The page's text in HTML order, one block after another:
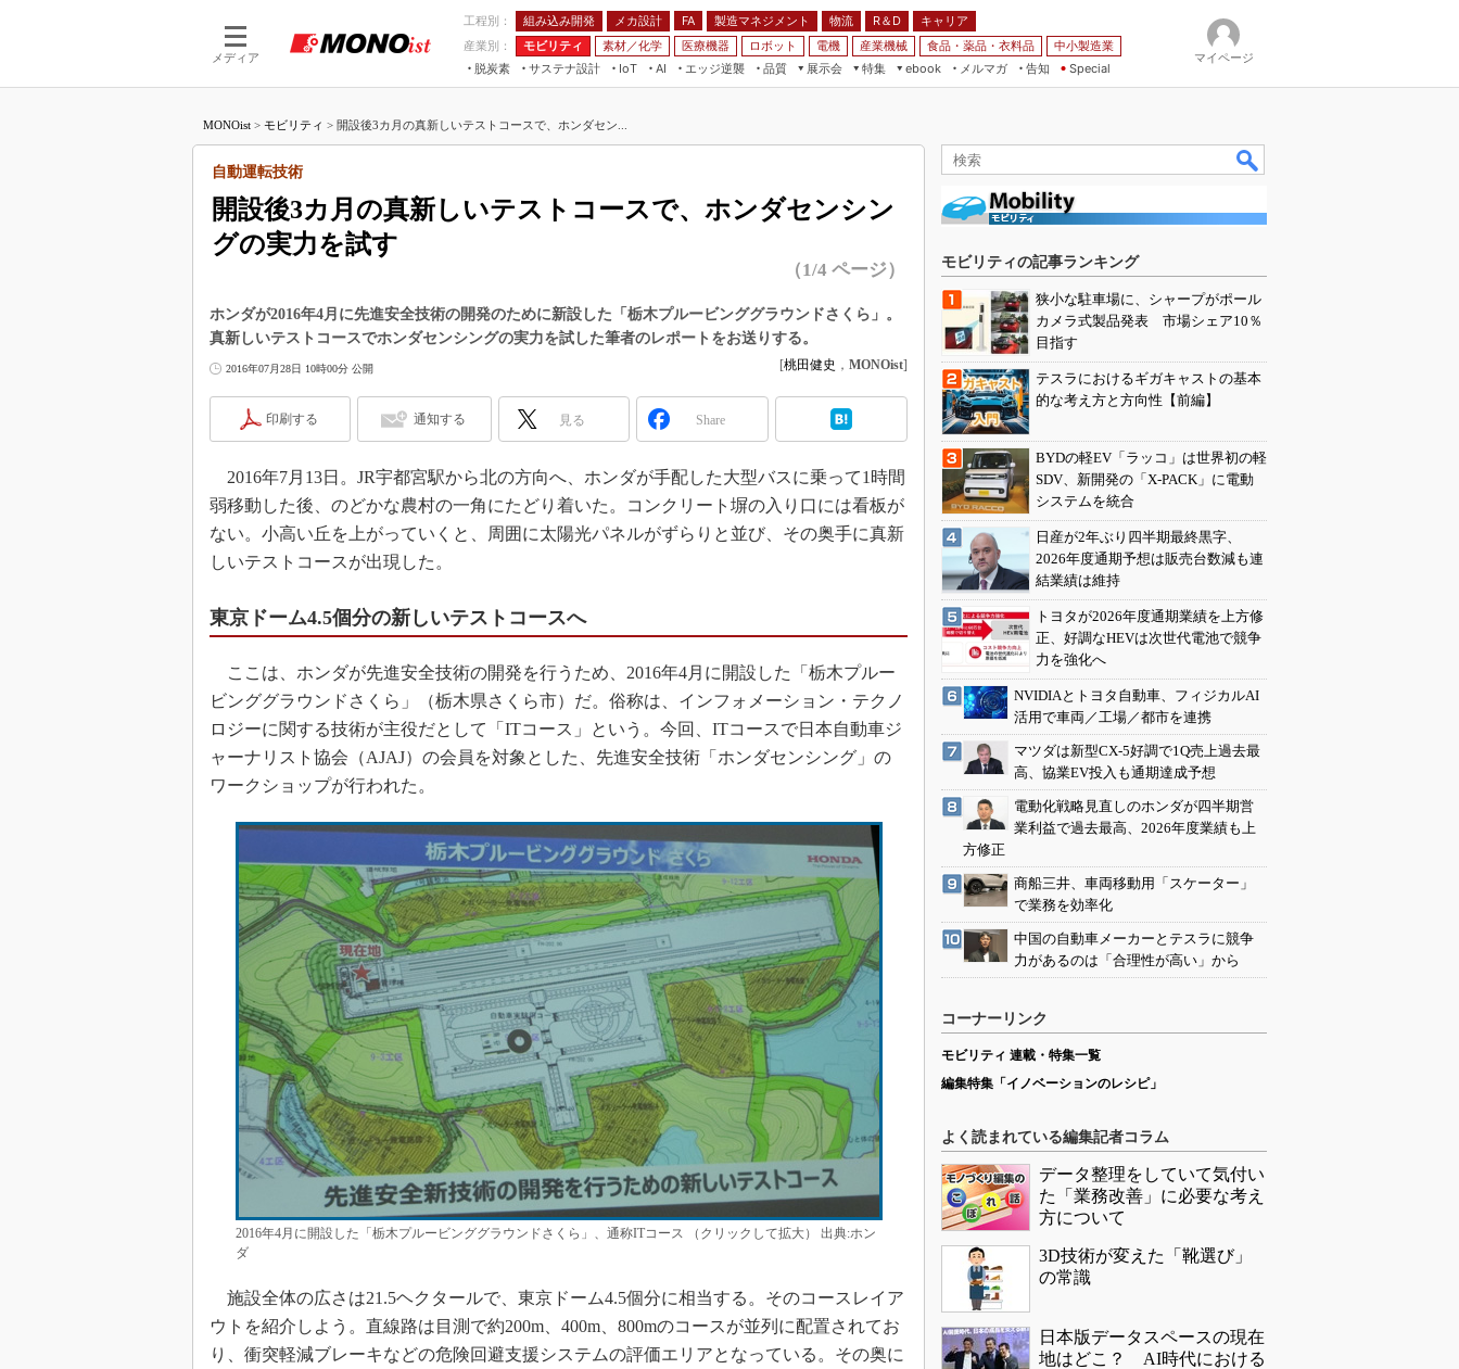
メディア
工程別： 組み込み開発 メカ設計 FA 製造マネジメント 物流 R＆D
キャリア
産業別：
モビリティ 素材／化学 医療機器 ロボット 電機 産業機械 食品・薬品・衣料品
中小製造業
脱炭素
サステナ設計
IoT
つながる工場
AI
AI×設備保全
エッジ逆襲 品質
展示会
JIMTOF
IIFES
TECHNO-FRONTIER
人テク展
日本ものづくりワールド
AUTOMOTIVE WORLD
産業オープンネット展
特集
組み込みモデリング
車載ソフト開発
ISO26262
デジタルツインとCAE
製造業ビッグデータ
メイドインジャパン
植物工場
知財マネジメント
グローバル設計・開発
制御セキュリティ
新型コロナへの対応
ebook
メルマガ
告知 Special
マイページ
MONOist > モビリティ > 開設後3カ月の真新しいテストコースで、ホンダセン...
開設後3カ月の真新しいテストコースで、ホンダセンシン
グの実力を試す
自動運転技術
（1/4 ページ）
ホンダが2016年4月に先進安全技術の開発のために新設した「栃木プルービンググラウンドさくら」。
真新しいテストコースでホンダセンシングの実力を試した筆者のレポートをお送りする。
2016年07月28日 10時00分 公開 [桃田健史 ， MONOist]
印刷する 通知する 見る Share
2016年7月13日。JR宇都宮駅から北の方向へ、ホンダが手配した大型バスに乗って1時間
弱移動した後、のどかな農村の一角にたどり着いた。コンクリート塀の入り口には看板が
ない。小高い丘を上がっていくと、周囲に太陽光パネルがずらりと並び、その奥手に真新
しいテストコースが出現した。
東京ドーム4.5個分の新しいテストコースへ
ここは、ホンダが先進安全技術の開発を行うため、2016年4月に開設した「栃木プルー
ビンググラウンドさくら」（栃木県さくら市）だ。俗称は、インフォメーション・テクノ
ロジーに関する技術が主役だとして「ITコース」という。今回、ITコースで日本自動車ジ
ャーナリスト協会（AJAJ）の会員を対象とした、先進安全技術「ホンダセンシング」の
ワークショップが行われた。
2016年4月に開設した「栃木プルービンググラウンドさくら」、通称ITコース （クリックして拡大） 出典:ホン
ダ
施設全体の広さは21.5ヘクタールで、東京ドーム4.5個分に相当する。そのコースレイア
ウトを紹介しよう。直線路は目測で約200m、400m、800mのコースが並列に配置されてお
り、衝突軽減ブレーキなどの危険回避支援システムの評価エリアとなっている。その奥に
モビリティの記事ランキング
狭小な駐車場に、シャープがポール
カメラ式製品発表 市場シェア10％
目指す
テスラにおけるギガキャストの基本
的な考え方と方向性【前編】
BYDの軽EV「ラッコ」は世界初の軽
SDV、新開発の「X-PACK」に電動
システムを統合
日産が2年ぶり四半期最終黒字、
2026年度通期予想は販売台数減も連
結業績は維持
トヨタが2026年度通期業績を上方修
正、好調なHEVは次世代電池で競争
力を強化へ
NVIDIAとトヨタ自動車、フィジカルAI
活用で車両／工場／都市を連携
マツダは新型CX-5好調で1Q売上過去最
高、協業EV投入も通期達成予想
電動化戦略見直しのホンダが四半期営
業利益で過去最高、2026年度業績も上
方修正
商船三井、車両移動用「スケーター」
で業務を効率化
中国の自動車メーカーとテスラに競争
力があるのは「合理性が高い」から
コーナーリンク
モビリティ 連載・特集一覧
編集特集「イノベーションのレシピ」
よく読まれている編集記者コラム
データ整理をしていて気付い
た「業務改善」に必要な考え
方について
3D技術が変えた「靴選び」
の常識
日本版データスペースの現在
地はどこ？ AI時代における